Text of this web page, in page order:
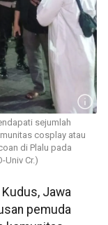
sejumlah
cosplay atau
di Plalu pada
Univ Cr.)
Jawa
pemuda